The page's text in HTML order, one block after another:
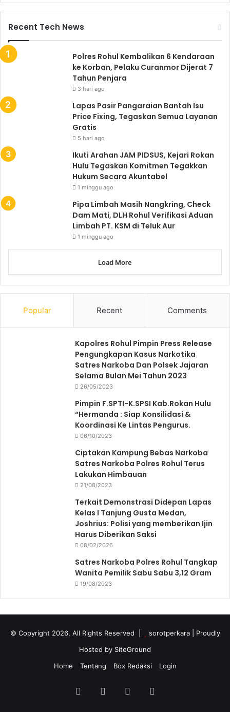
Recent Tech News
Polres Rohul Kembalikan 6 Kendaraan
ke Korban, Pelaku Curanmor Dijerat 7
Tahun Penjara
3 hari ago
Lapas Pasir Pangaraian Bantah Isu
Price Fixing, Tegaskan Semua Layanan
Gratis
5 hari ago
Ikuti Arahan JAM PIDSUS, Kejari Rokan
Hulu Tegaskan Komitmen Tegakkan
Hukum Secara Akuntabel
1 minggu ago
Pipa Limbah Masih Nangkring, Check
Dam Mati, DLH Rohul Verifikasi Aduan
Limbah PT. KSM di Teluk Aur
1 minggu ago
Load More
Popular Recent Comments
Kapolres Rohul Pimpin Press Release
Pengungkapan Kasus Narkotika
Satres Narkoba Dan Polsek Jajaran
Selama Bulan Mei Tahun 2023
26/05/2023
Pimpin F.SPTI-K.SPSI Kab.Rokan Hulu
“Hermanda : Siap Konsilidasi &
Koordinasi Ke Lintas Pengurus.
06/10/2023
Ciptakan Kampung Bebas Narkoba
Satres Narkoba Polres Rohul Terus
Lakukan Himbauan
21/08/2023
Terkait Demonstrasi Didepan Lapas
Kelas I Tanjung Gusta Medan,
Joshrius: Polisi yang memberikan Ijin
Harus Diberikan Saksi
08/02/2026
Satres Narkoba Polres Rohul Tangkap
Wanita Pemilik Sabu Sabu 3,12 Gram
19/08/2023
© Copyright 2026, All Rights Reserved | sorotperkara
| Proudly
Hosted by SiteGround
Home
Tentang Box Redaksi Login
FacebookTwitter YouTube